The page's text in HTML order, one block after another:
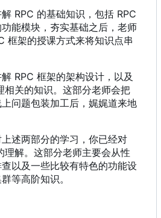
RPC 的基础知识，包括 RPC
能模块，夯实基础之后，老师
框架的授课方式来将知识点串
RPC 框架的架构设计，以及
相关的知识。这部分老师会把
问题包装加工后，娓娓道来地
述两部分的学习，你已经对
理解。这部分老师主要会从性
以及一些比较有特色的功能设
等高阶知识。